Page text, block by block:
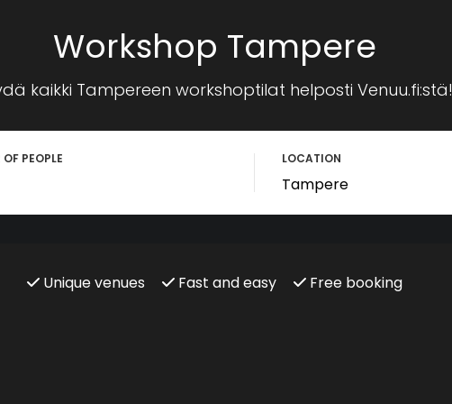
Workshop Tampere
kaikki Tampereen workshoptilat helposti Venuu.fi:stä!
PEOPLE LOCATION
Unique venues Fast and easy Free booking